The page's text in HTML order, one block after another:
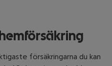
försäkringarna du kan